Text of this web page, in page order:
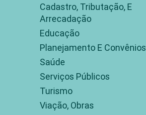
Cadastro, Tributação, E
Arrecadação
Educação
Planejamento E Convênios
Saúde
Serviços Públicos
Turismo
Viação, Obras